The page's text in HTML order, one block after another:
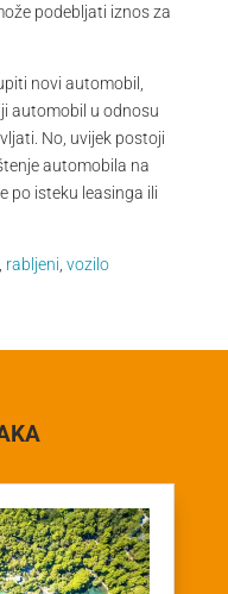
podebljati iznos za
novi automobil,
automobil u odnosu
No, uvijek postoji
automobila na
po isteku leasinga ili
rabljeni vozilo